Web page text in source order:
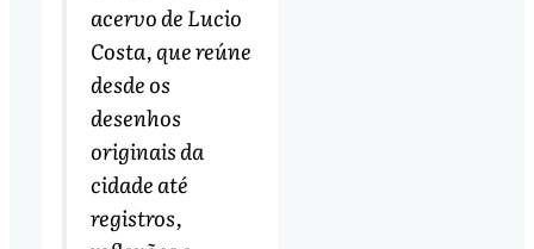
acervo de Lucio
Costa, que reúne
desde os
desenhos
originais da
cidade até
registros,